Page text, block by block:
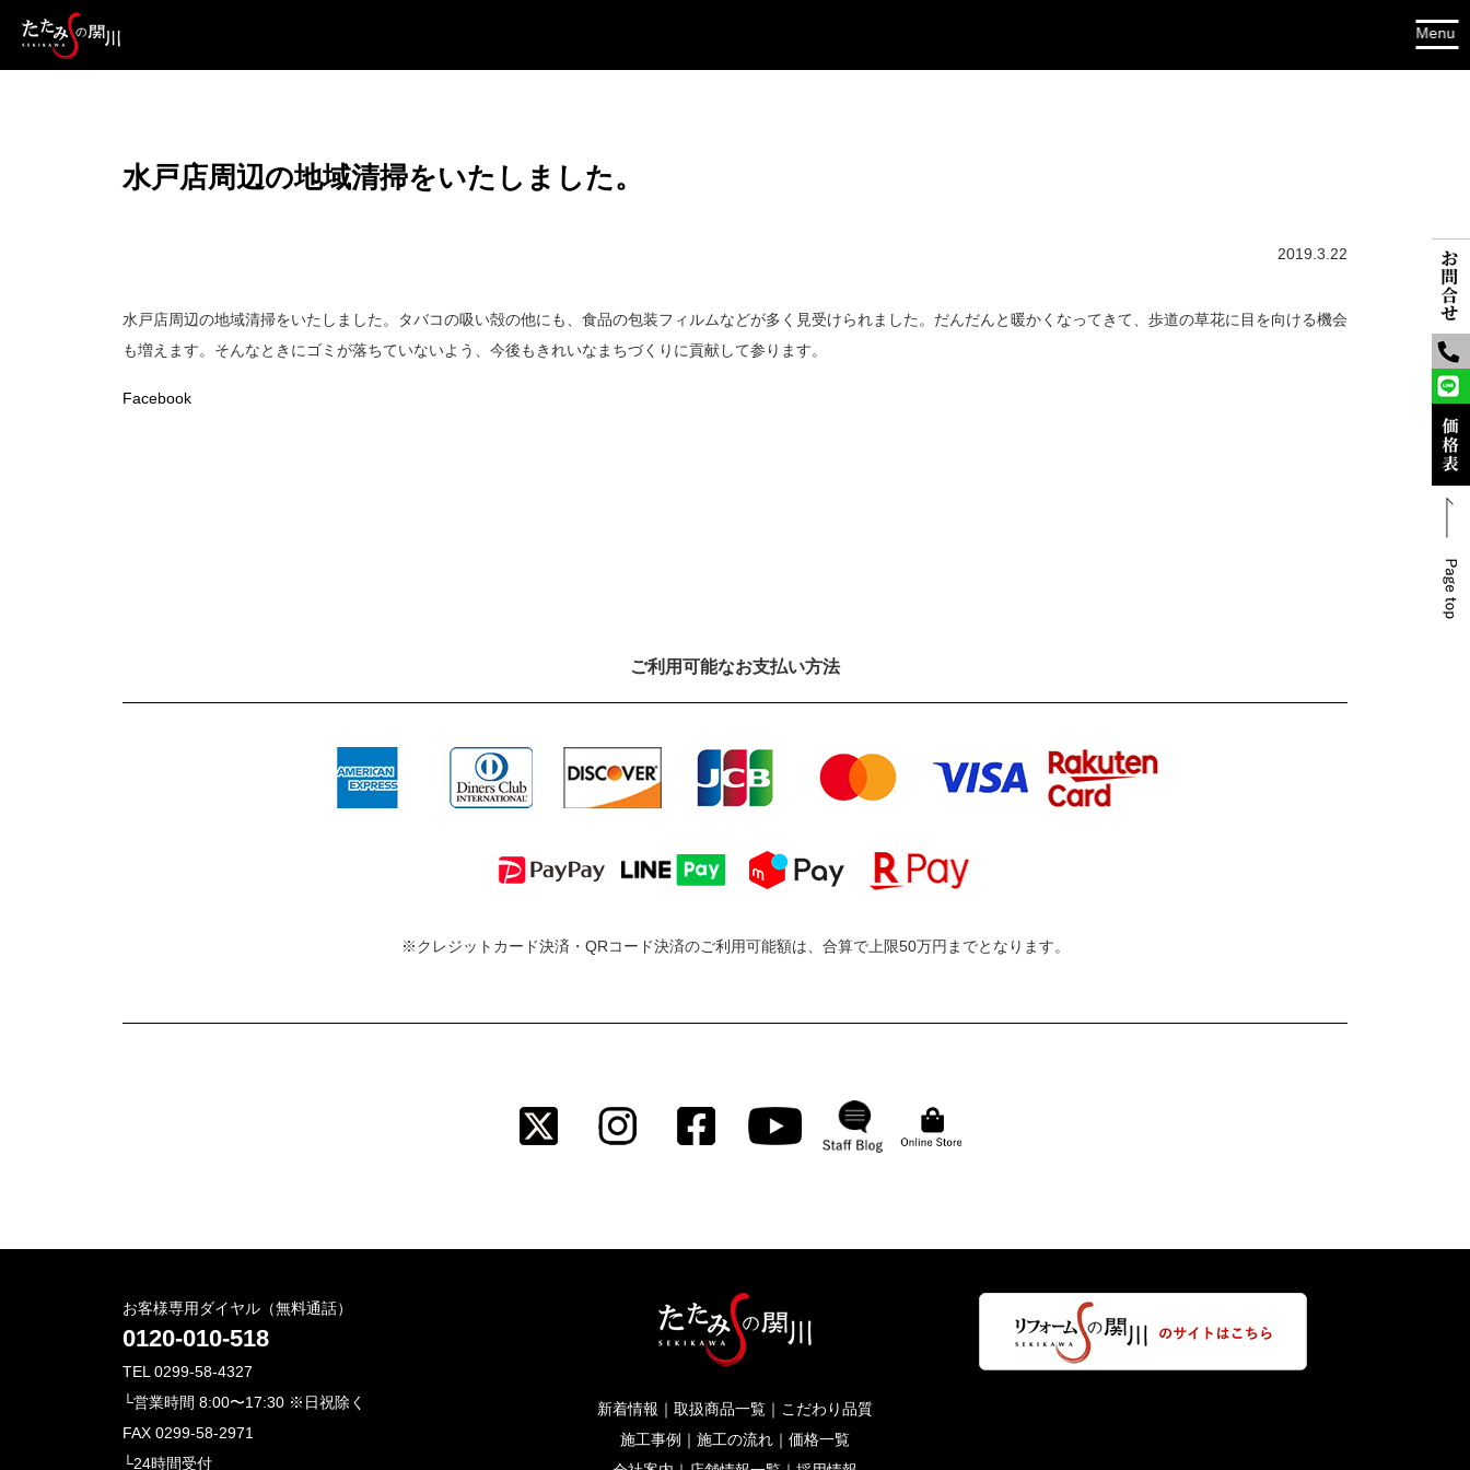
水戸店周辺の地域清掃をいたしました。
2019.3.22
水戸店周辺の地域清掃をいたしました。タバコの吸い殻の他にも、食品の包装フィルムなどが多く見受けられました。だんだんと暖かくなってきて、歩道の草花に目を向ける機会
も増えます。そんなときにゴミが落ちていないよう、今後もきれいなまちづくりに貢献して参ります。
Facebook
ご利⽤可能なお⽀払い⽅法
※クレジットカード決済・QRコード決済のご利用可能額は、合算で上限50万円までとなります。
お客様専用ダイヤル（無料通話）
0120-010-518
TEL 0299-58-4327
└営業時間 8:00〜17:30 ※日祝除く
FAX 0299-58-2971
└24時間受付
新着情報 ｜ 取扱商品一覧｜ こだわり品質
施工事例 ｜ 施工の流れ｜ 価格一覧